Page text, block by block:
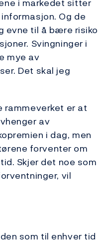
i markedet sitter
Og de
evne til å bære risiko
Svingninger i
mye av
Det skal jeg
rammeverket er at
av
i dag, men
forventer om
Skjer det noe som
vil
som til enhver tid